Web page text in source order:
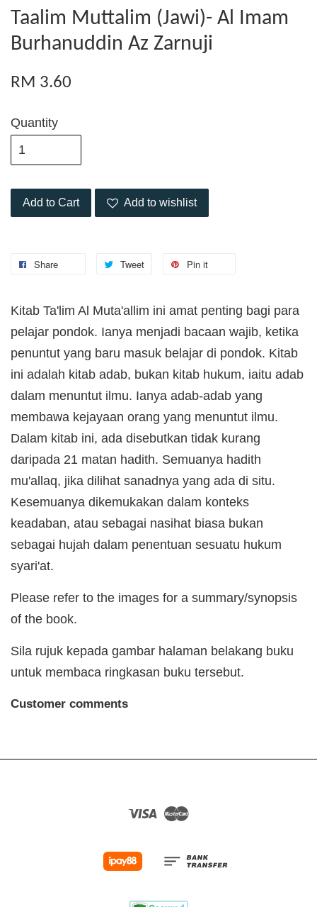
Taalim Muttalim (Jawi)- Al Imam
Burhanuddin Az Zarnuji
RM 3.60
Quantity
Add to Cart Add to wishlist
Share Tweet Pin it
Kitab Ta'lim Al Muta'allim ini amat penting bagi para
pelajar pondok. Ianya menjadi bacaan wajib, ketika
penuntut yang baru masuk belajar di pondok. Kitab
ini adalah kitab adab, bukan kitab hukum, iaitu adab
dalam menuntut ilmu. Ianya adab-adab yang
membawa kejayaan orang yang menuntut ilmu.
Dalam kitab ini, ada disebutkan tidak kurang
daripada 21 matan hadith. Semuanya hadith
mu'allaq, jika dilihat sanadnya yang ada di situ.
Kesemuanya dikemukakan dalam konteks
keadaban, atau sebagai nasihat biasa bukan
sebagai hujah dalam penentuan sesuatu hukum
syari'at.
Please refer to the images for a summary/synopsis
of the book.
Sila rujuk kepada gambar halaman belakang buku
untuk membaca ringkasan buku tersebut.
Customer comments
Visa